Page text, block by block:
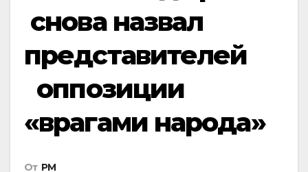
снова назвал
представителей
оппозиции
«врагами народа»
От РМ